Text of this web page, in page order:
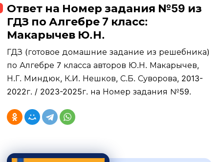
Ответ на Номер задания №59 из
ГДЗ по Алгебре 7 класс:
Макарычев Ю.Н.
ГДЗ (готовое домашние задание из решебника)
по Алгебре 7 класса авторов Ю.Н. Макарычев,
Н.Г. Миндюк, К.И. Нешков, С.Б. Суворова, 2013-
2022г. / 2023-2025г. на Номер задания №59.